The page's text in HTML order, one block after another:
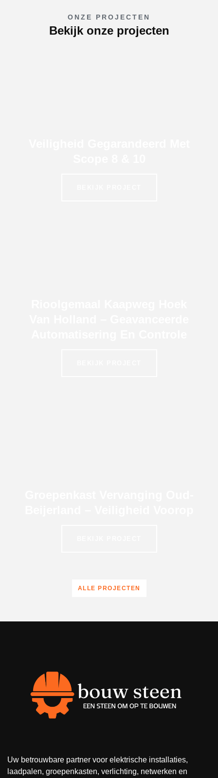
ONZE PROJECTEN
Bekijk onze projecten
ALLE PROJECTEN
Uw betrouwbare partner voor elektrische installaties,
laadpalen, groepenkasten, verlichting, netwerken en